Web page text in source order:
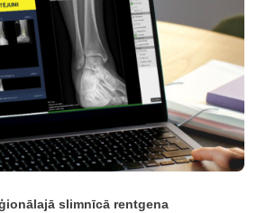
slimnīcā rentgena